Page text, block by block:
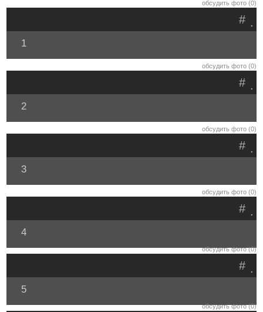
обсудить фото (0)
.
#
1
обсудить фото (0)
.
#
2
обсудить фото (0)
.
#
3
обсудить фото (0)
.
#
4
обсудить фото (0)
.
#
5
обсудить фото (0)